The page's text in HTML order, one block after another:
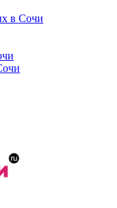
в Сочи